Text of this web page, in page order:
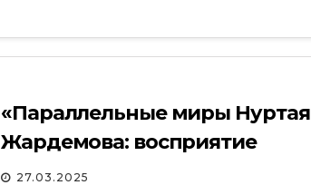
«Параллельные миры Нуртая
Жардемова: восприятие
искусства глазами
27.03.2025